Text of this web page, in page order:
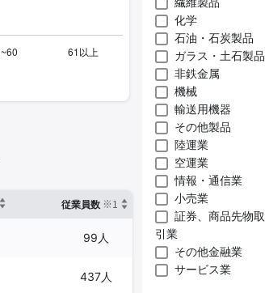
従業員数 ※1 臨時従業員数
99人
437人 -
化学
石油・石炭製品
ガラス・土石製品
非鉄金属
機械
輸送用機器
その他製品
陸運業
空運業
情報・通信業
小売業
証券、商品先物取
引業
その他金融業
サービス業